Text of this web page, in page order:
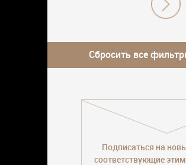
Сбросить все
Подписаться на
соответствующие